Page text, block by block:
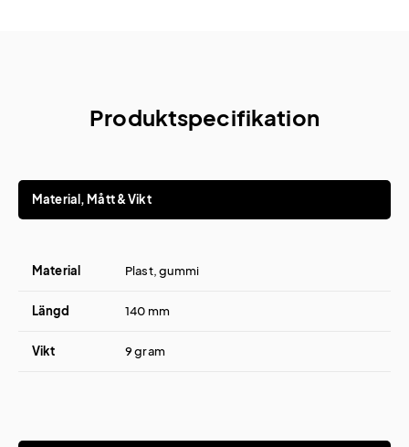
Produktspecifikation
Material, Mått & Vikt
Material Plast, gummi
Längd 140 mm
Vikt 9 gram